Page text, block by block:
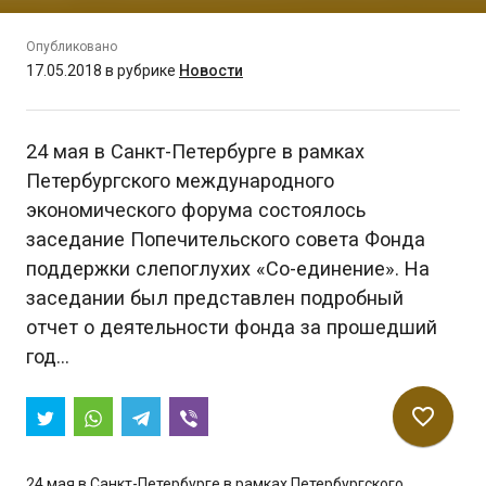
Опубликовано
17.05.2018 в рубрике Новости
24 мая в Санкт-Петербурге в рамках
Петербургского международного
экономического форума состоялось
заседание Попечительского совета Фонда
поддержки слепоглухих «Со-единение». На
заседании был представлен подробный
отчет о деятельности фонда за прошедший
год…
favorite_border